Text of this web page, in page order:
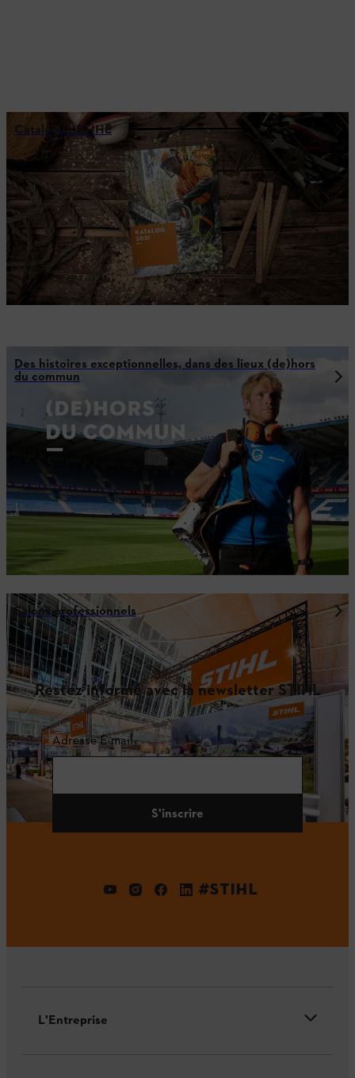
Catalogue STIHL
Des histoires exceptionnelles, dans des lieux (de)hors
du commun
Salons professionnels
Restez informé avec la newsletter STIHL
Adresse E-mail
S'inscrire
#STIHL
L'Entreprise